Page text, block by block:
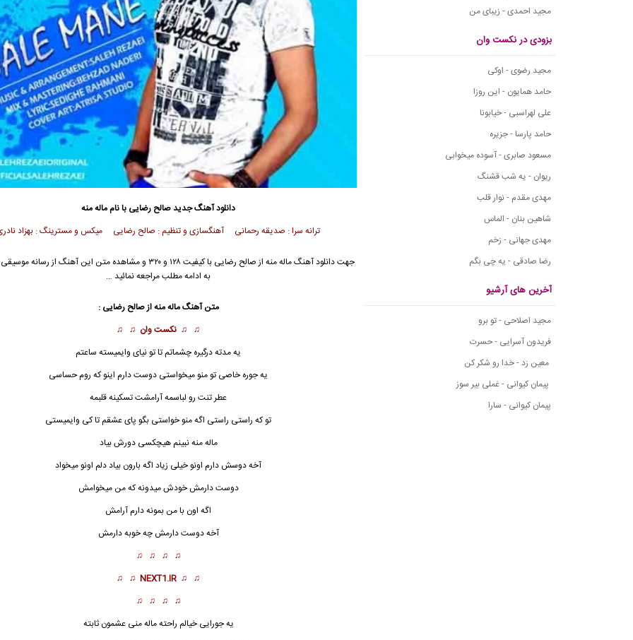
مجید احمدی - زیبای من
بزودی در نکست وان
مجید رضوی - اوکی
حامد همایون - این روزا
علی لهراسبی - خیابونا
حامد پارسا - جزیره
مسعود صابری - آسوده میخوابی
ریوان - یه شب قشنگ
مهدی مقدم - نوار قلب
شاهین بنان - الماس
مهدی جهانی - زخم
رضا صادقی - یه چی بگم
آخرین های آرشیو
مجید اصلاحی - تو برو
فریدون آسرایی - حسرت
معین زد - خدا رو شکر کن
پیمان کیوانی - غملی بیر سوز
پیمان کیوانی - سارا
دانلود آهنگ جدیدصالح رضایی با نام ماله منه
ترانه سرا : صدیقه رحمانی آهنگسازی و تنظیم : صالح رضایی میکس و مسترینگ : بهزاد
جهت دانلود آهنگ ماله منه از صالح رضایی
با کیفیت ۱۲۸ و ۳۲۰ و مشاهده متن این آهنگ از رسانه
به ادامه مطلب مراجعه نمائید …
متن آهنگ ماله منه ازصالح رضایی :
♫ ♫ نکست وان ♫ ♫
یه مدته درگیره چشماتم تا تو نیای وایمیسته ساعتم
یه جوره خاصی تو منو میخواستی دوست دارم اینو که روم حساسی
عطر تنت رو لباسمه آرامشت تسکینه قلبمه
تو که راستی راستی اگه منو خواستی بگو پای عشقم تا کی وایمیستی
ماله منه نبینم هیچکسی دورش بیاد
آخه دوسش دارم اونو خیلی زیاد اگه بارون بیاد دلم اونو میخواد
دوست دارمش خودش میدونه که من میخوامش
اگه اون با من بمونه دارم آرامش
آخه دوست دارمش چه خوبه دارمش
♫ ♫ ♫ ♫
♫ ♫
NEXT1.IR
♫ ♫
♫ ♫ ♫ ♫
یه جورایی خیالم راحته ماله منی عشمون ثابته